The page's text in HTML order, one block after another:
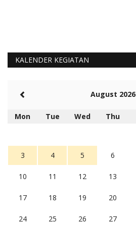
KALENDER KEGIATAN
August 2026
Mon Tue Wed Thu
3 4 5 6
10 11 12 13
17 18 19 20
24 25 26 27